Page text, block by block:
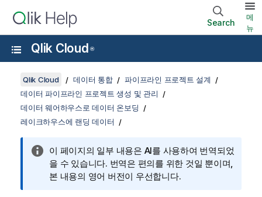
Search
메
뉴
Qlik Cloud ®
Qlik Cloud 데이터 통합
파이프라인 프로젝트 설계
데이터 파이프라인 프로젝트 생성 및 관리
데이터 웨어하우스로 데이터 온보딩
레이크하우스에 랜딩 데이터
이 페이지의 일부 내용은 AI를 사용하여 번역되었
을 수 있습니다. 번역은 편의를 위한 것일 뿐이며,
본 내용의 영어 버전이 우선합니다.